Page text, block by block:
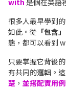
with 是個在英語
很多人最早學到
如此。從 「包含
態，都可以看到
只要掌握它背後
有共同的邏輯。
楚 ， 並搭配實用